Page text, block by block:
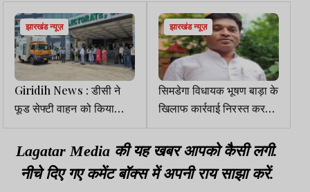
झारखंड न्यूज़
Giridih News : डीसी ने
फूड सेफ्टी वाहन को किया
रवाना, ठेलों पर बिकने वाले
खाद्य पदार्थों की करेगा जांच
झारखंड न्यूज़
सिमडेगा विधायक भूषण बाड़ा के
खिलाफ कार्रवाई निरस्त करने
वाली याचिका HC से खारिज
Lagatar Media की यह खबर आपको कैसी लगी.
नीचे दिए गए कमेंट बॉक्स में अपनी राय साझा करें.